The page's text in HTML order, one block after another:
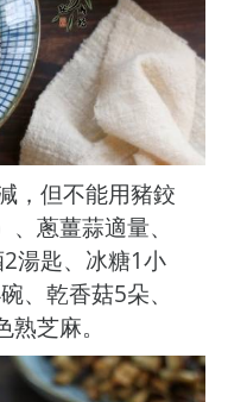
，但不能用豬鉸
蔥薑蒜適量、
湯匙、冰糖1小
、乾香菇5朵、
芝麻。